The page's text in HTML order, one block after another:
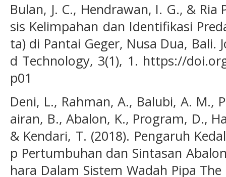
Bulan, J. C., Hendrawan, I. G., & Ria
sis Kelimpahan dan Identifikasi
ta) di Pantai Geger, Nusa Dua, Bali.
d Technology, 3(1), 1. https://
p01
Deni, L., Rahman, A., Balubi, A. M.,
airan, B., Abalon, K., Program, D.,
& Kendari, T. (2018). Pengaruh
p Pertumbuhan dan Sintasan
hara Dalam Sistem Wadah Pipa